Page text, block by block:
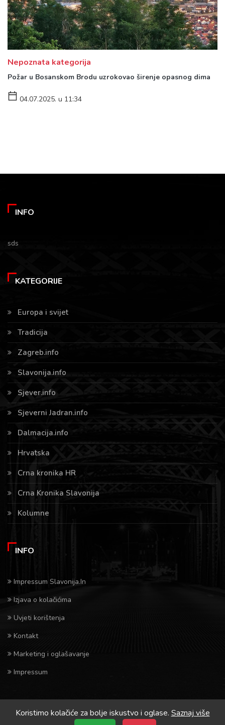
Nepoznata kategorija
Požar u Bosanskom Brodu uzrokovao širenje opasnog dima
04.07.2025. u 11:34
INFO
sds
KATEGORIJE
Europa i svijet
Tradicija
Zagreb.info
Slavonija.info
Sjever.info
Sjeverni Jadran.info
Dalmacija.info
Hrvatska
Crna kronika HR
Crna Kronika Slavonija
Kolumne
INFO
Impressum Slavonija.In
Izjava o kolačićima
Uvjeti korištenja
Kontakt
Marketing i oglašavanje
Impressum
Koristimo kolačiće za bolje iskustvo i oglase. Saznaj više